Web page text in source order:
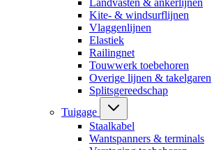
Landvasten & ankerlijnen
Kite- & windsurflijnen
Vlaggenlijnen
Elastiek
Railingnet
Touwwerk toebehoren
Overige lijnen & takelgaren
Splitsgereedschap
Tuigage
Staalkabel
Wantspanners & terminals